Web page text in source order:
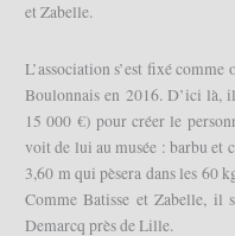
et Zabelle.
L’association s’est fixé
Boulonnais en 2016. D’ici là,
15 000 €) pour créer le
voit de lui au musée : barbu et
3,60 m qui pèsera dans les 60
Comme Batisse et Zabelle, il
Demarcq près de Lille.